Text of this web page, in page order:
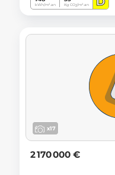
kWh/m².an Kg CO2/m².an
x17
2 170 000 €